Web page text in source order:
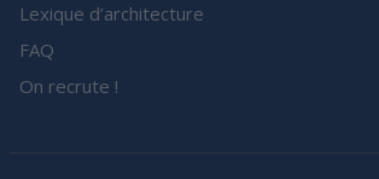
Lexique d’architecture
FAQ
On recrute !